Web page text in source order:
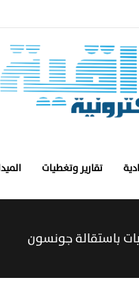
تقارير وتغطيات
باستقالة جونسون